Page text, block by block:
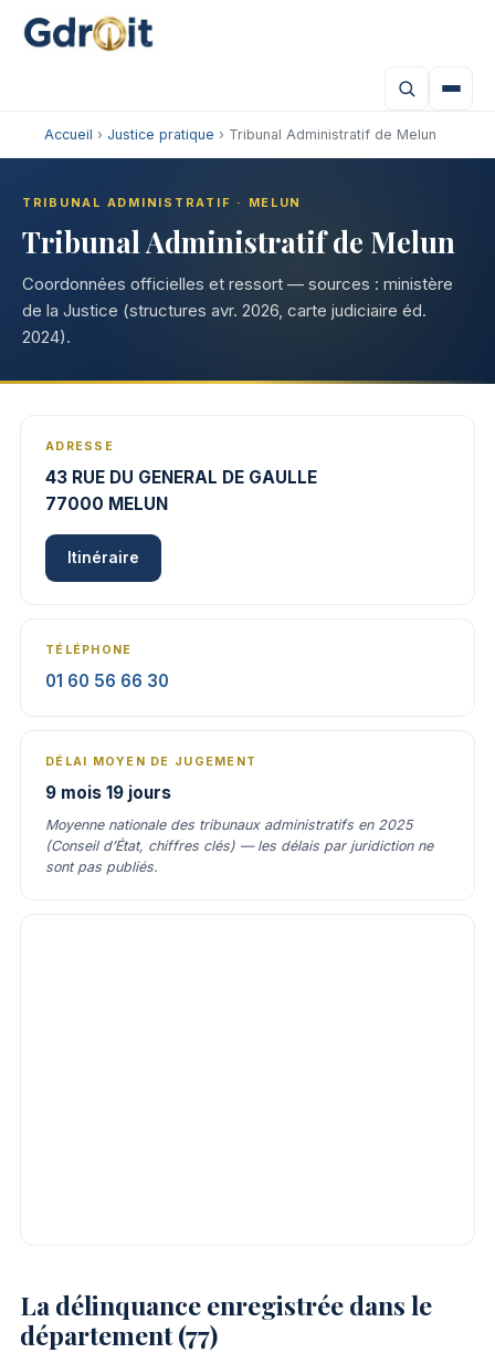
Accueil › Justice pratique › Tribunal Administratif de Melun
TRIBUNAL ADMINISTRATIF · MELUN
Tribunal Administratif de Melun
Coordonnées officielles et ressort — sources : ministère
de la Justice (structures avr. 2026, carte judiciaire éd.
2024).
ADRESSE
43 RUE DU GENERAL DE GAULLE
77000 MELUN
Itinéraire
TÉLÉPHONE
01 60 56 66 30
DÉLAI MOYEN DE JUGEMENT
9 mois 19 jours
Moyenne nationale des tribunaux administratifs en 2025
(Conseil d’État, chiffres clés) — les délais par juridiction ne
sont pas publiés.
La délinquance enregistrée dans le
département (77)